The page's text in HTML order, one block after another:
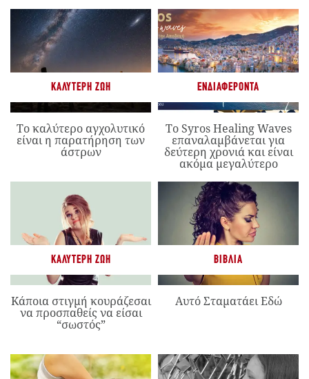
ΚΑΛΎΤΕΡΗ ΖΩΉ
Το καλύτερο αγχολυτικό
είναι η παρατήρηση των
άστρων
ΕΝΔΙΑΦΈΡΟΝΤΑ
Το Syros Healing Waves
επαναλαμβάνεται για
δεύτερη χρονιά και είναι
ακόμα μεγαλύτερο
ΚΑΛΎΤΕΡΗ ΖΩΉ
Κάποια στιγμή κουράζεσαι
να προσπαθείς να είσαι
“σωστός”
ΒΙΒΛΊΑ
Αυτό Σταματάει Εδώ